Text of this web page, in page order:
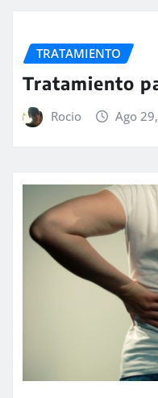
TRATAMIENTO
Tratamiento
Rocio Ago